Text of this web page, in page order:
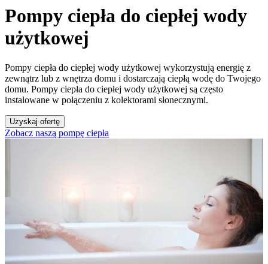
Pompy ciepła do ciepłej wody
użytkowej
Pompy ciepła do ciepłej wody użytkowej wykorzystują energię z
zewnątrz lub z wnętrza domu i dostarczają ciepłą wodę do Twojego
domu. Pompy ciepła do ciepłej wody użytkowej są często
instalowane w połączeniu z kolektorami słonecznymi.
Uzyskaj ofertę
Zobacz naszą pompę ciepła